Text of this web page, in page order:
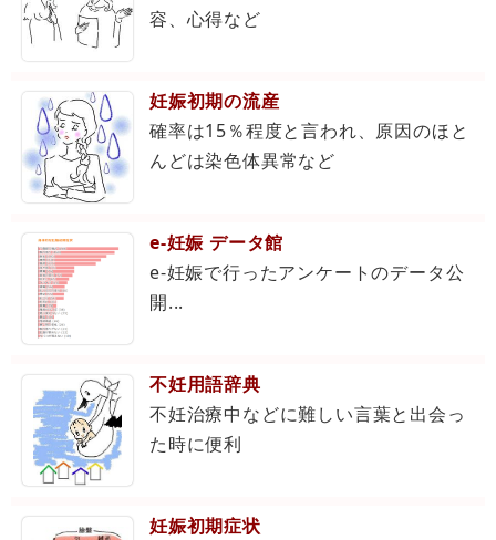
容、心得など
妊娠初期の流産
確率は15％程度と言われ、原因のほと
んどは染色体異常など
e-妊娠 データ館
e-妊娠で行ったアンケートのデータ公
開...
不妊用語辞典
不妊治療中などに難しい言葉と出会っ
た時に便利
妊娠初期症状